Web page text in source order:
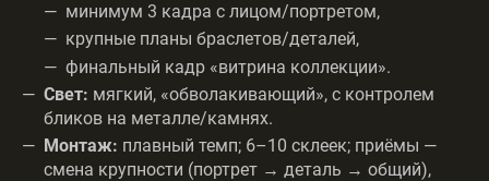
минимум 3 кадра с лицом/портретом,
крупные планы браслетов/деталей,
финальный кадр «витрина коллекции».
Свет: мягкий, «обволакивающий», с контролем
бликов на металле/камнях.
Монтаж: плавный темп; 6–10 склеек; приёмы —
смена крупности (портрет → деталь → общий),